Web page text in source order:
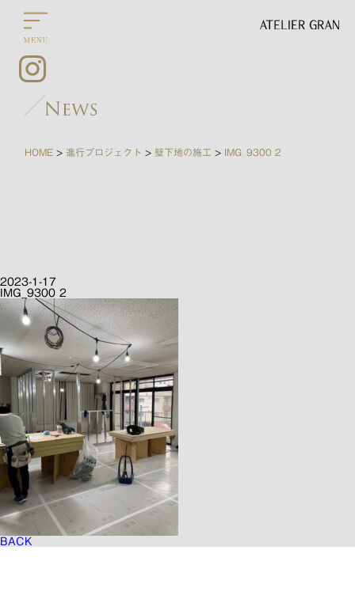
HOME >進行プロジェクト >壁下地の施工 > IMG_9300 2
2023-1-17
IMG_9300 2
BACK